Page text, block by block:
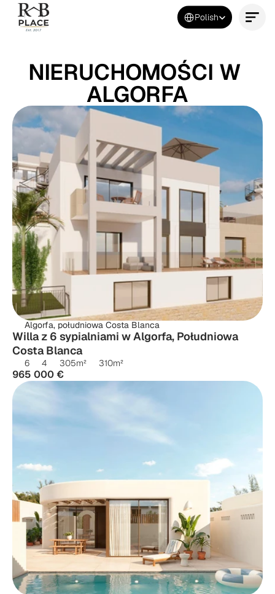
Select Language
Polish
NIERUCHOMOŚCI W
ALGORFA
Algorfa, południowa Costa Blanca
Willa z 6 sypialniami w Algorfa, Południowa
Costa Blanca
6 4 305m² 310m²
965 000 €